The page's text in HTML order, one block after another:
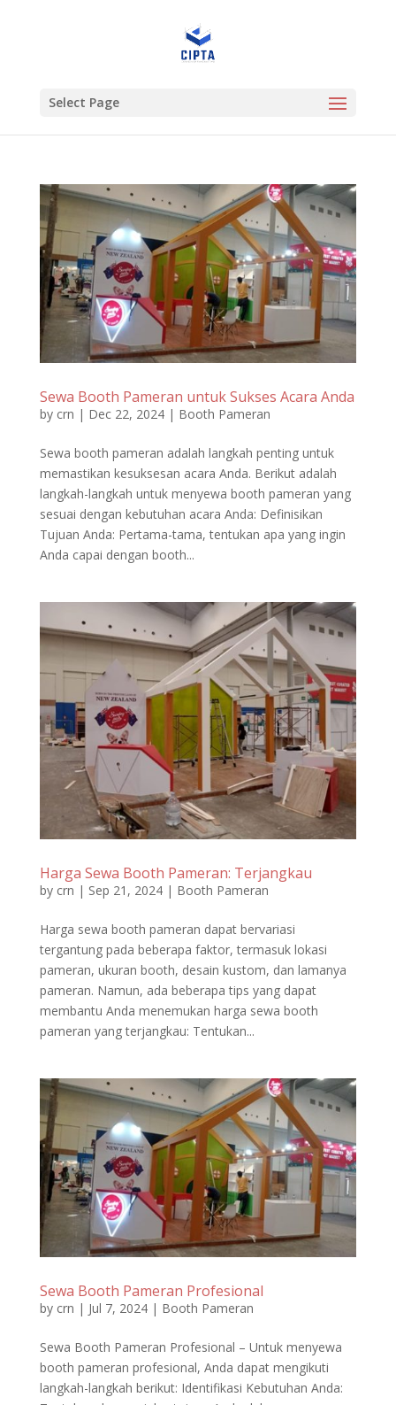
Select Page
Sewa Booth Pameran untuk Sukses Acara Anda
by crn | Dec 22, 2024| Booth Pameran
Sewa booth pameran adalah langkah penting untuk
memastikan kesuksesan acara Anda. Berikut adalah
langkah-langkah untuk menyewa booth pameran yang
sesuai dengan kebutuhan acara Anda: Definisikan
Tujuan Anda: Pertama-tama, tentukan apa yang ingin
Anda capai dengan booth...
Harga Sewa Booth Pameran: Terjangkau
by crn | Sep 21, 2024| Booth Pameran
Harga sewa booth pameran dapat bervariasi
tergantung pada beberapa faktor, termasuk lokasi
pameran, ukuran booth, desain kustom, dan lamanya
pameran. Namun, ada beberapa tips yang dapat
membantu Anda menemukan harga sewa booth
pameran yang terjangkau: Tentukan...
Sewa Booth Pameran Profesional
by crn | Jul 7, 2024| Booth Pameran
Sewa Booth Pameran Profesional – Untuk menyewa
booth pameran profesional, Anda dapat mengikuti
langkah-langkah berikut: Identifikasi Kebutuhan Anda: